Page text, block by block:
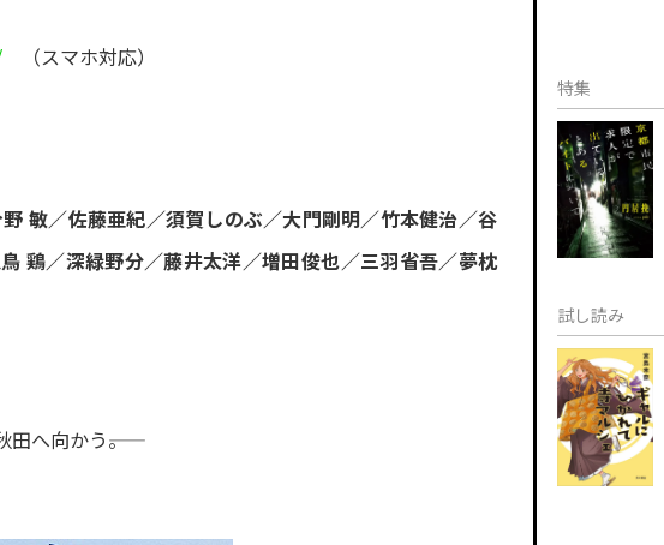
（スマホ対応）
敏／佐藤亜紀／須賀しのぶ／大門剛明／竹本健治／谷
鶏／深緑野分／藤井太洋／増田俊也／三羽省吾／夢枕
へ向かう――。
特集
試し読み